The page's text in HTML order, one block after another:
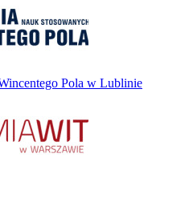
Pola w Lublinie